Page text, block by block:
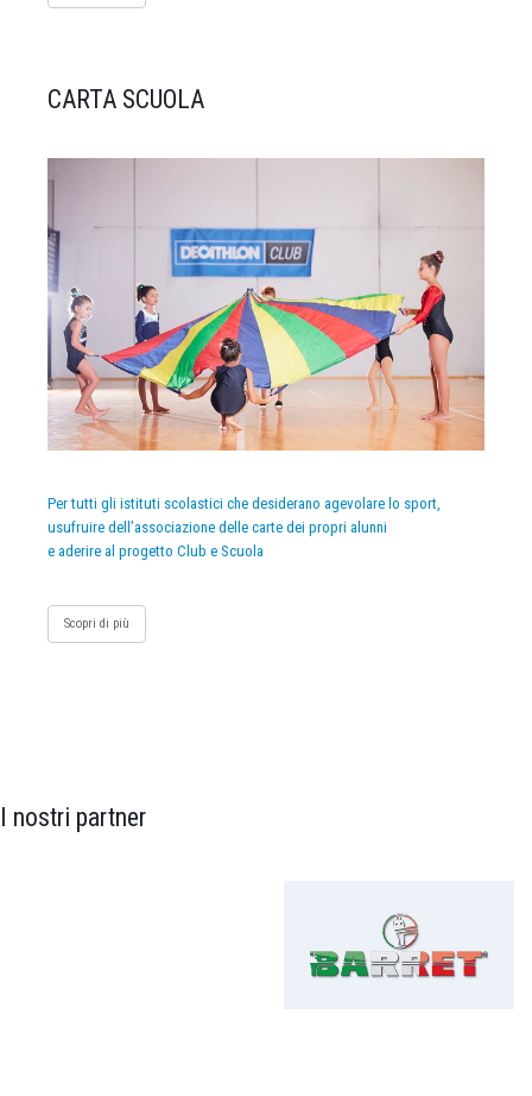
CARTA SCUOLA
Per tutti gli istituti scolastici che desiderano agevolare lo sport,
usufruire dell’associazione delle carte dei propri alunni
e aderire al progetto Club e Scuola
Scopri di più
I nostri partner